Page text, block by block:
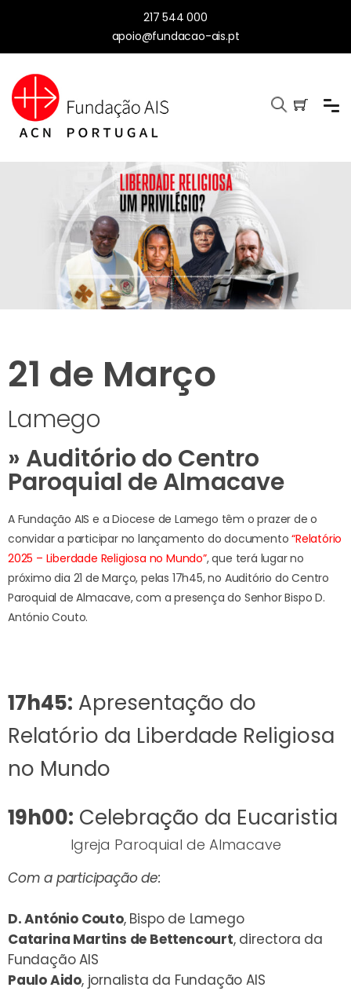
217 544 000
apoio@fundacao-ais.pt
21 de Março
Lamego
» Auditório do Centro
Paroquial de Almacave
A Fundação AIS e a Diocese de Lamego têm o prazer de o
convidar a participar no lançamento do documento“Relatório
2025 – Liberdade Religiosa no Mundo”, que terá lugar no
próximo dia 21 de Março, pelas 17h45, no Auditório do Centro
Paroquial de Almacave, com a presença do Senhor Bispo D.
António Couto.
17h45: Apresentação do
Relatório da Liberdade Religiosa
no Mundo
19h00: Celebração da Eucaristia
Igreja Paroquial de Almacave
Com a participação de:
D. António Couto, Bispo de Lamego
Catarina Martins de Bettencourt, directora da
Fundação AIS
Paulo Aido, jornalista da Fundação AIS